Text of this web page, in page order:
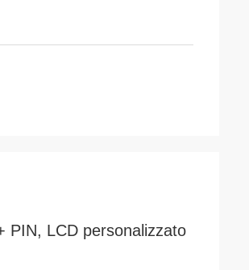
PIN, LCD personalizzato